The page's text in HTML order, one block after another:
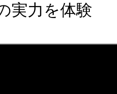
実力を体験